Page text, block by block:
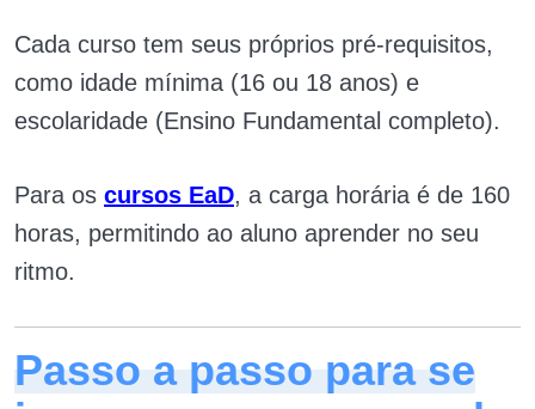
Cada curso tem seus próprios pré-requisitos,
como idade mínima (16 ou 18 anos) e
escolaridade (Ensino Fundamental completo).
Para os cursos EaD, a carga horária é de 160
horas, permitindo ao aluno aprender no seu
ritmo.
Passo a passo para se